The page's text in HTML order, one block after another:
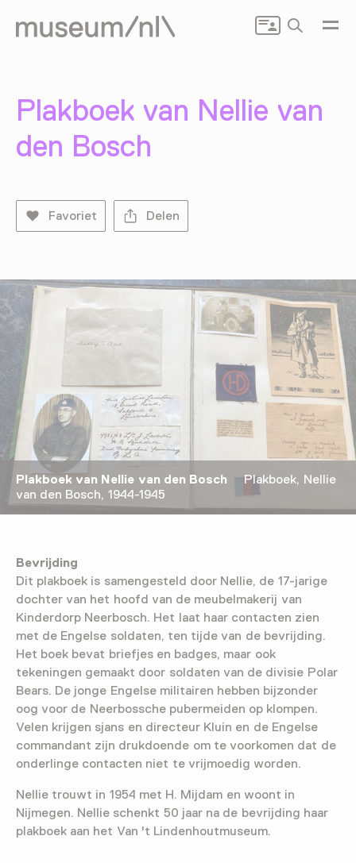
Zoeken
Plakboek van Nellie van
den Bosch
Favoriet Delen
Plakboek van Nellie van den Bosch Plakboek, Nellie
van den Bosch, 1944-1945
Bevrijding
Dit plakboek is samengesteld door Nellie, de 17-jarige
dochter van het hoofd van de meubelmakerij van
Kinderdorp Neerbosch. Het laat haar contacten zien
met de Engelse soldaten, ten tijde van de bevrijding.
Het boek bevat briefjes en badges, maar ook
tekeningen gemaakt door soldaten van de divisie Polar
Bears. De jonge Engelse militairen hebben bijzonder
oog voor de Neerbossche pubermeiden op klompen.
Velen krijgen sjans en directeur Kluin en de Engelse
commandant zijn drukdoende om te voorkomen dat de
onderlinge contacten niet te vrijmoedig worden.
Nellie trouwt in 1954 met H. Mijdam en woont in
Nijmegen. Nellie schenkt 50 jaar na de bevrijding haar
plakboek aan het Van 't Lindenhoutmuseum.